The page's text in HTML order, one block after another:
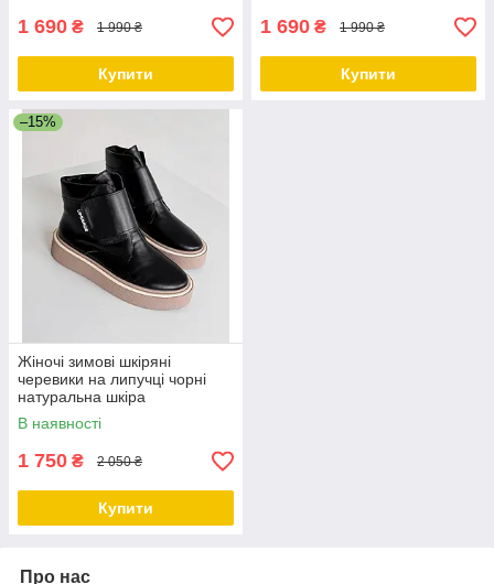
1 690 ₴ 1 990 ₴
Купити
1 690 ₴ 1 990 ₴
Купити
–15%
Жіночі зимові шкіряні
черевики на липучці чорні
натуральна шкіра
В наявності
1 750 ₴ 2 050 ₴
Купити
Про нас